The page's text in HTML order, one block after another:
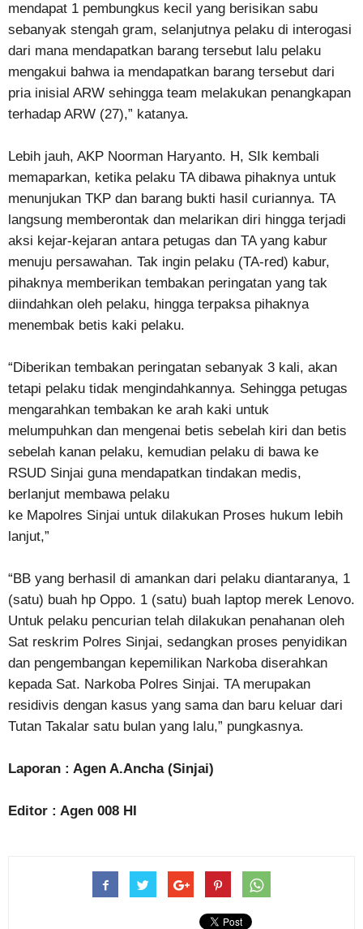
mendapat 1 pembungkus kecil yang berisikan sabu
sebanyak stengah gram, selanjutnya pelaku di interogasi
dari mana mendapatkan barang tersebut lalu pelaku
mengakui bahwa ia mendapatkan barang tersebut dari
pria inisial ARW sehingga team melakukan penangkapan
terhadap ARW (27),” katanya.
Lebih jauh, AKP Noorman Haryanto. H, SIk kembali
memaparkan, ketika pelaku TA dibawa pihaknya untuk
menunjukan TKP dan barang bukti hasil curiannya. TA
langsung memberontak dan melarikan diri hingga terjadi
aksi kejar-kejaran antara petugas dan TA yang kabur
menuju persawahan. Tak ingin pelaku (TA-red) kabur,
pihaknya memberikan tembakan peringatan yang tak
diindahkan oleh pelaku, hingga terpaksa pihaknya
menembak betis kaki pelaku.
“Diberikan tembakan peringatan sebanyak 3 kali, akan
tetapi pelaku tidak mengindahkannya. Sehingga petugas
mengarahkan tembakan ke arah kaki untuk
melumpuhkan dan mengenai betis sebelah kiri dan betis
sebelah kanan pelaku, kemudian pelaku di bawa ke
RSUD Sinjai guna mendapatkan tindakan medis,
berlanjut membawa pelaku
ke Mapolres Sinjai untuk dilakukan Proses hukum lebih
lanjut,”
“BB yang berhasil di amankan dari pelaku diantaranya, 1
(satu) buah hp Oppo. 1 (satu) buah laptop merek Lenovo.
Untuk pelaku pencurian telah dilakukan penahanan oleh
Sat reskrim Polres Sinjai, sedangkan proses penyidikan
dan pengembangan kepemilikan Narkoba diserahkan
kepada Sat. Narkoba Polres Sinjai. TA merupakan
residivis dengan kasus yang sama dan baru keluar dari
Tutan Takalar satu bulan yang lalu,” pungkasnya.
Laporan : Agen A.Ancha (Sinjai)
Editor : Agen 008 HI